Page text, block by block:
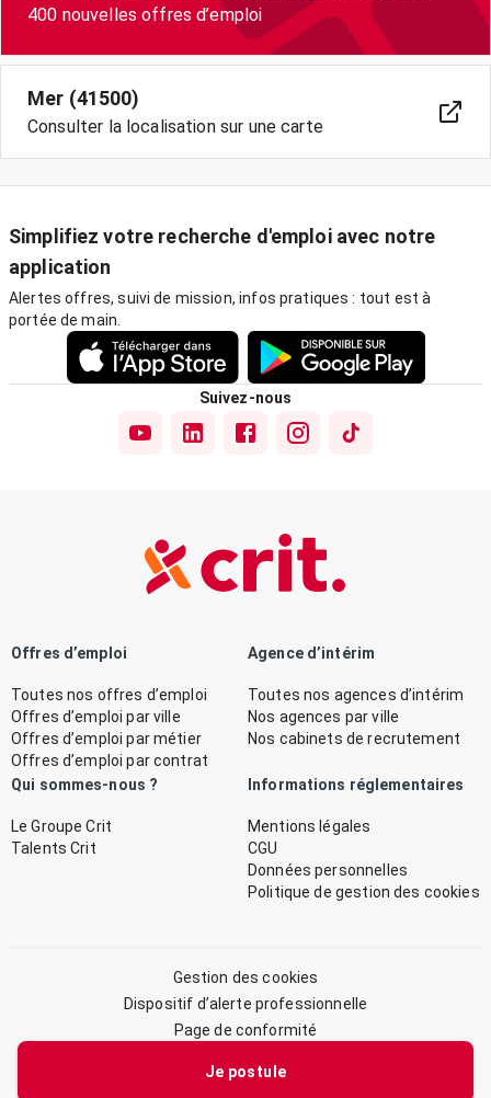
Je postule
400 nouvelles offres d’emploi
Mer (41500)
Consulter la localisation sur une carte
Simplifiez votre recherche d'emploi avec notre
application
Alertes offres, suivi de mission, infos pratiques : tout est à
portée de main.
Suivez-nous
Offres d’emploi
Toutes nos offres d’emploi
Offres d’emploi par ville
Offres d’emploi par métier
Offres d’emploi par contrat
Agence d’intérim
Toutes nos agences d’intérim
Nos agences par ville
Nos cabinets de recrutement
Qui sommes-nous ?
Le Groupe Crit
Talents Crit
Informations réglementaires
Mentions légales
CGU
Données personnelles
Politique de gestion des cookies
Gestion des cookies
Dispositif d’alerte professionnelle
Page de conformité
© 2026 CRIT